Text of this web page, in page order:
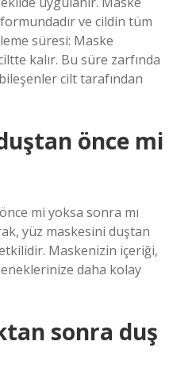
ve cildin tüm
süresi: Maske
kalır. Bu süre zarfında
cilt tarafından
önce mi
mi yoksa sonra mı
yüz maskesini duştan
Maskenizin içeriği,
daha kolay
sonra duş